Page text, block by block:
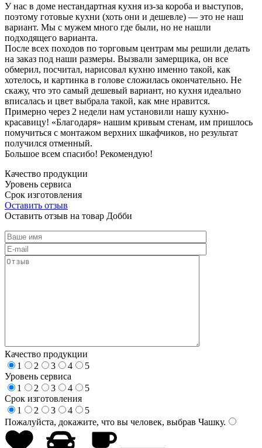
У нас в доме нестандартная кухня из-за короба и выступов,
поэтому готовые кухни (хоть они и дешевле) — это не наш
вариант. Мы с мужем много где были, но не нашли
подходящего варианта.
После всех походов по торговым центрам мы решили делать
на заказ под наши размеры. Вызвали замерщика, он все
обмерил, посчитал, нарисовал кухню именно такой, как
хотелось, и картинка в голове сложилась окончательно. Не
скажу, что это самый дешевый вариант, но кухня идеально
вписалась и цвет выбрала такой, как мне нравится.
Примерно через 2 недели нам установили нашу кухню-
красавицу! «Благодаря» нашим кривым стенам, им пришлось
помучиться с монтажом верхних шкафчиков, но результат
получился отменный.
Большое всем спасибо! Рекомендую!
Качество продукции
Уровень сервиса
Срок изготовления
Оставить отзыв
Оставить отзыв на товар Добби
Качество продукции
1
2 3 4
5
Уровень сервиса
1
2 3 4
5
Срок изготовления
1
2 3 4
5
Пожалуйста, докажите, что вы человек, выбрав Чашку.